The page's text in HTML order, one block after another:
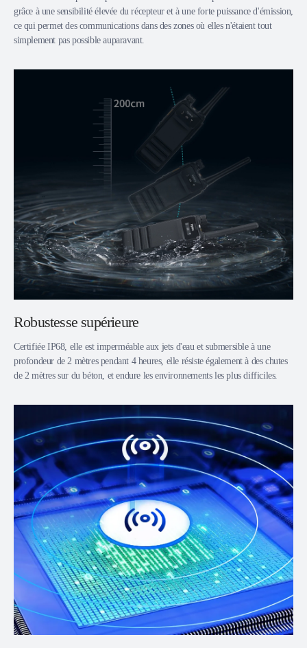
grâce à une sensibilité élevée du récepteur et à une forte puissance d'émission,
ce qui permet des communications dans des zones où elles n'étaient tout
simplement pas possible auparavant.
Robustesse supérieure
Certifiée IP68, elle est imperméable aux jets d'eau et submersible à une
profondeur de 2 mètres pendant 4 heures, elle résiste également à des chutes
de 2 mètres sur du béton, et endure les environnements les plus difficiles.